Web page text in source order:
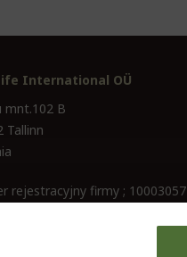
International OÜ
mnt.102 B
Tallinn
rejestracyjny firmy ; 10003057